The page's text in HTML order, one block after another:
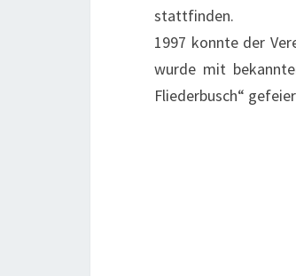
stattfinden.
1997 konnte der
wurde mit
Fliederbusch“